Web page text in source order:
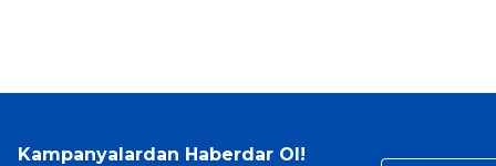
Kampanyalardan Haberdar Ol!